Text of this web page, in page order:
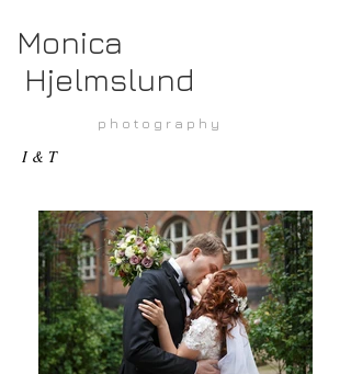
Monica
Hjelmslund
p h o t o g r a p h y
I & T